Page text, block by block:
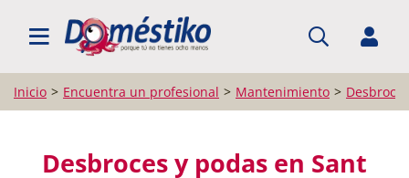
BUSCAR PROFESIONALES
Inicio Encuentra un profesional Mantenimiento
Desbroces y podas en Sant